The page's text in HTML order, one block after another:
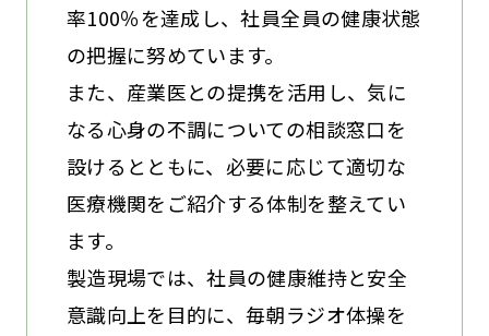
率100％を達成し、社員全員の健康状態
の把握に努めています。
また、産業医との提携を活用し、気に
なる心身の不調についての相談窓口を
設けるとともに、必要に応じて適切な
医療機関をご紹介する体制を整えてい
ます。
製造現場では、社員の健康維持と安全
意識向上を目的に、毎朝ラジオ体操を